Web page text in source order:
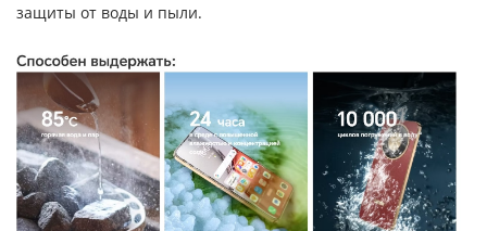
защиты от воды и пыли.